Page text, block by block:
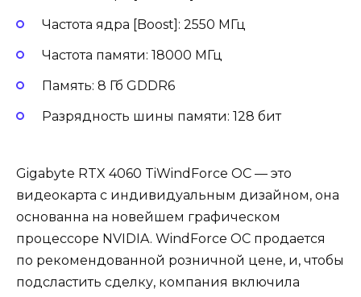
Частота ядра [Boost]: 2550 МГц
Частота памяти: 18000 МГц
Память: 8 Гб GDDR6
Разрядность шины памяти: 128 бит
Gigabyte RTX 4060 TiWindForce OC — это
видеокарта c индивидуальным дизайном, она
основанна на новейшем графическом
процессоре NVIDIA. WindForce OC продается
по рекомендованной розничной цене, и, чтобы
подсластить сделку, компания включила